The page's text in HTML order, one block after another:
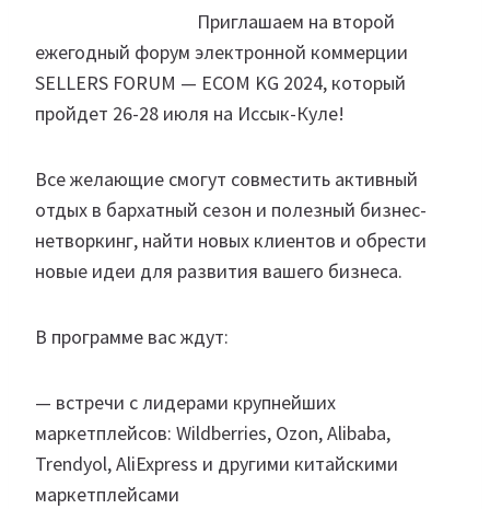
Приглашаем на второй
ежегодный форум электронной коммерции
SELLERS FORUM — ECOM KG 2024, который
пройдет 26-28 июля на Иссык-Куле!
Все желающие смогут совместить активный
отдых в бархатный сезон и полезный бизнес-
нетворкинг, найти новых клиентов и обрести
новые идеи для развития вашего бизнеса.
В программе вас ждут:
— встречи с лидерами крупнейших
маркетплейсов: Wildberries, Ozon, Alibaba,
Trendyol, AliExpress и другими китайскими
маркетплейсами